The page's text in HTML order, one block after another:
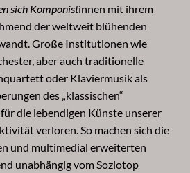
sich Komponistinnen mit ihrem
der weltweit blühenden
Große Institutionen wie
aber auch traditionelle
oder Klaviermusik als
des „klassischen“
die lebendigen Künste unserer
verloren. So machen sich die
und multimedial erweiterten
unabhängig vom Soziotop